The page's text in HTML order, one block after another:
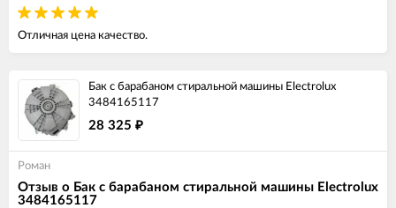
Отличная цена качество.
Бак с барабаном стиральной машины Electrolux
3484165117
28 325 ₽
Роман
Отзыв о Бак с барабаном стиральной машины Electrolux
3484165117